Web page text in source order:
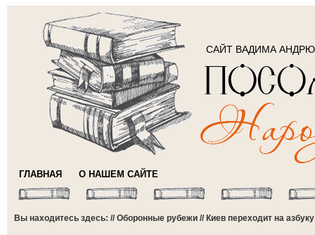
САЙТ ВАДИМА
ГЛАВНАЯ О НАШЕМ САЙТЕ
Вы находитесь здесь: //Оборонные рубежи // Киев переходит на